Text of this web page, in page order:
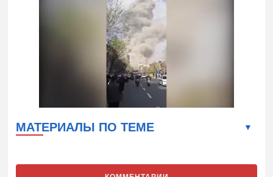
МАТЕРИАЛЫ ПО ТЕМЕ